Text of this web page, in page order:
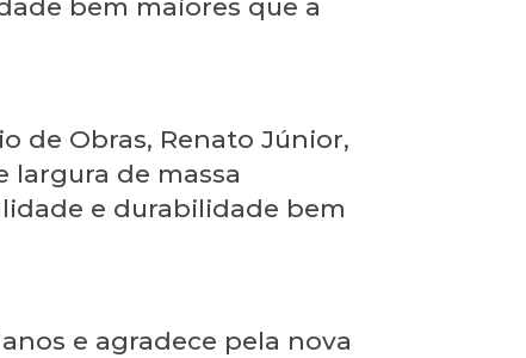
bem maiores que a
de Obras, Renato Júnior,
de massa
e durabilidade bem
e agradece pela nova